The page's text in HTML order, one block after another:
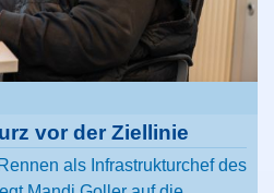
vor der Ziellinie
als Infrastrukturchef des